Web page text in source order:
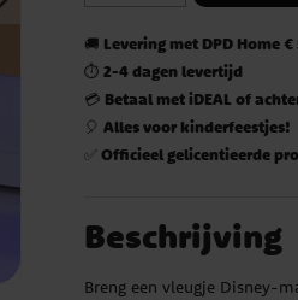
🚚 Levering met DPD Home
⏱️2-4 dagen levertijd
💳 Betaal met iDEAL of
🎈Alles voor kinderfeestjes!
✅Officieel gelicentieerde
Beschrijving
Breng een vleugje Disney-